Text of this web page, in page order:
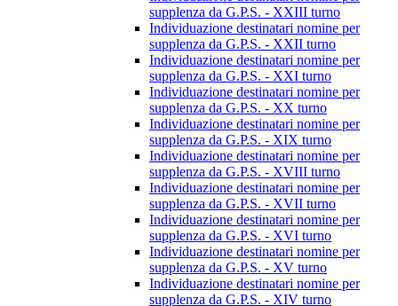
supplenza da G.P.S. - XXIII turno
Individuazione destinatari nomine per
supplenza da G.P.S. - XXII turno
Individuazione destinatari nomine per
supplenza da G.P.S. - XXI turno
Individuazione destinatari nomine per
supplenza da G.P.S. - XX turno
Individuazione destinatari nomine per
supplenza da G.P.S. - XIX turno
Individuazione destinatari nomine per
supplenza da G.P.S. - XVIII turno
Individuazione destinatari nomine per
supplenza da G.P.S. - XVII turno
Individuazione destinatari nomine per
supplenza da G.P.S. - XVI turno
Individuazione destinatari nomine per
supplenza da G.P.S. - XV turno
Individuazione destinatari nomine per
supplenza da G.P.S. - XIV turno